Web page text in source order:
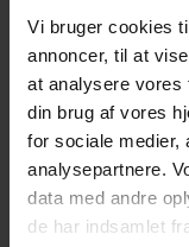
Vi bruger cookies
annoncer, til at
at analysere vores
din brug af vores
for sociale medier,
analysepartnere.
data med andre
de har indsamlet
skal betale
Der er dog en
opfyldte, for at der
Der er særlige
der skal foreligge